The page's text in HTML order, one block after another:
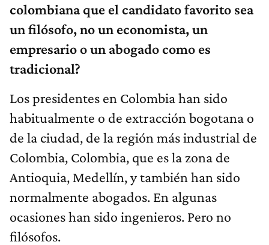
colombiana que el candidato favorito sea
un filósofo, no un economista, un
empresario o un abogado como es
tradicional?
Los presidentes en Colombia han sido
habitualmente o de extracción bogotana o
de la ciudad, de la región más industrial de
Colombia, Colombia, que es la zona de
Antioquia, Medellín, y también han sido
normalmente abogados. En algunas
ocasiones han sido ingenieros. Pero no
filósofos.